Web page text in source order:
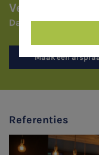
Vertel ons hoe
Dan vertellen wij
Maak een
Referenties